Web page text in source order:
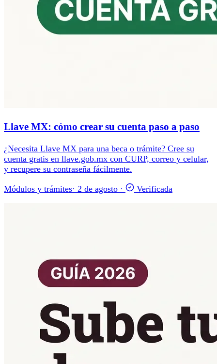
Llave MX: cómo crear su cuenta paso a paso
¿Necesita Llave MX para una beca o trámite? Cree su
cuenta gratis en llave.gob.mx con CURP, correo y celular,
y recupere su contraseña fácilmente.
Módulos y trámites· 2 de agosto · Verificada